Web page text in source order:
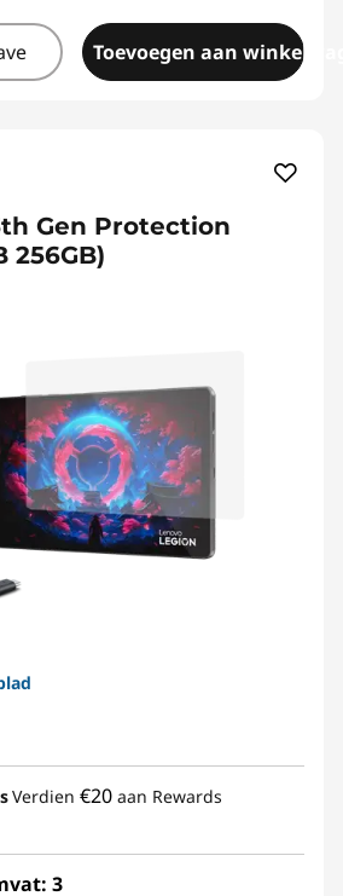
Toevoegen aan
Gen Protection
256GB)
Verdien €20 aan Rewards
3